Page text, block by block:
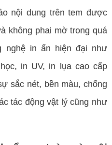
nội dung trên tem được
không phai mờ trong quá
nghệ in ấn hiện đại như
in UV, in lụa cao cấp
sắc nét, bền màu, chống
tác động vật lý cũng như